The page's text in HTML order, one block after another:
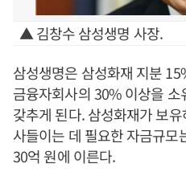
▲ 김창수 삼성생명 사장.
삼성생명은 삼성화재 지분
금융자회사의 30% 이상을
갖추게 된다. 삼성화재가 보
사들이는 데 필요한 자금규
30억 원에 이른다.